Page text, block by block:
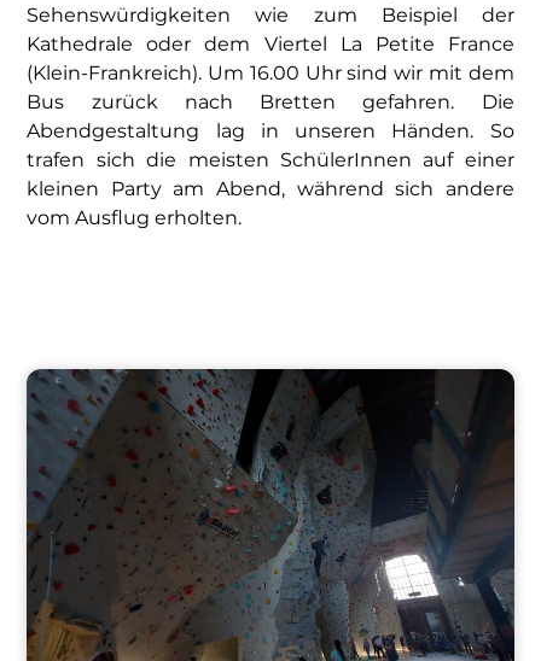
Sehenswürdigkeiten wie zum Beispiel der
Kathedrale oder dem Viertel La Petite France
(Klein-Frankreich). Um 16.00 Uhr sind wir mit dem
Bus zurück nach Bretten gefahren. Die
Abendgestaltung lag in unseren Händen. So
trafen sich die meisten SchülerInnen auf einer
kleinen Party am Abend, während sich andere
vom Ausflug erholten.